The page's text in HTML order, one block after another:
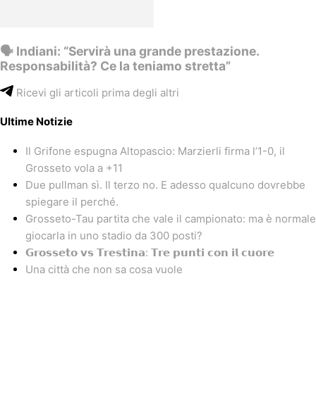
🗣️ Indiani: “Servirà una grande prestazione.
Responsabilità? Ce la teniamo stretta”
Ricevi gli articoli prima degli altri
Ultime Notizie
Il Grifone espugna Altopascio: Marzierli firma l’1-0, il
Grosseto vola a +11
Due pullman sì. Il terzo no. E adesso qualcuno dovrebbe
spiegare il perché.
Grosseto-Tau partita che vale il campionato: ma è normale
giocarla in uno stadio da 300 posti?
𝗚𝗿𝗼𝘀𝘀𝗲𝘁𝗼 𝘃𝘀 𝗧𝗿𝗲𝘀𝘁𝗶𝗻𝗮: 𝗧𝗿𝗲 𝗽𝘂𝗻𝘁𝗶 𝗰𝗼𝗻 𝗶𝗹 𝗰𝘂𝗼𝗿𝗲
Una città che non sa cosa vuole